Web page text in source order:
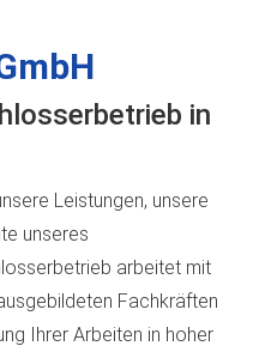
in
Leistungen, unsere
unseres
arbeitet mit
Fachkräften
Ihrer Arbeiten in hoher